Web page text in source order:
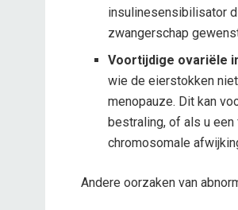
insulinesensibilisator
zwangerschap
Voortijdige ovariële
wie de eierstokken
menopauze. Dit kan
bestraling, of als u
chromosomale
Andere oorzaken van